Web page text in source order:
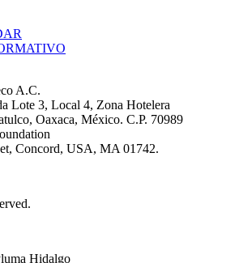
A.C.
Lote 3, Local 4, Zona Hotelera
Oaxaca, México. C.P. 70989
Concord, USA, MA 01742.
Hidalgo